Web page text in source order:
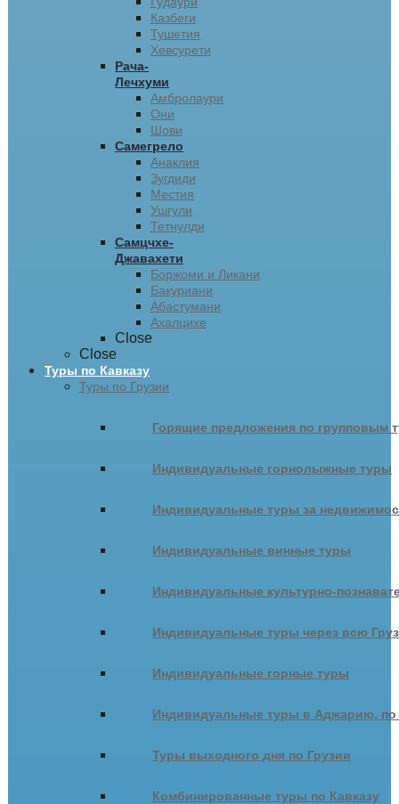
Казбеги
Тушетия
Хевсурети
Рача-
Лечхуми
Амбролаури
Они
Шови
Самегрело
Анаклия
Зугдиди
Местия
Ушгули
Тетнулди
Самцчхе-
Джавахети
Боржоми и Ликани
Бакуриани
Абастумани
Ахалцихе
Close
Close
Туры по Кавказу
Туры по Грузии
Горящие предложения по групповым
Индивидуальные горнолыжные туры
Индивидуальные туры за
Индивидуальные винные туры
Индивидуальные культурно-
Индивидуальные туры через всю
Индивидуальные горные туры
Индивидуальные туры в Аджарию,
Туры выходного дня по Грузии
Комбинированные туры по Кавказу